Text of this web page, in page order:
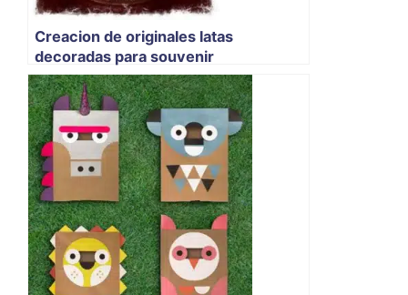
Creacion de originales latas
decoradas para souvenir